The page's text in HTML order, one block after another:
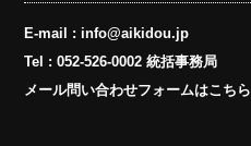
E-mail : info@aikidou.jp
Tel :052-526-0002 統括事務局
メール問い合わせフォームはこちら